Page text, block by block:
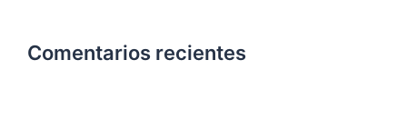
Comentarios recientes